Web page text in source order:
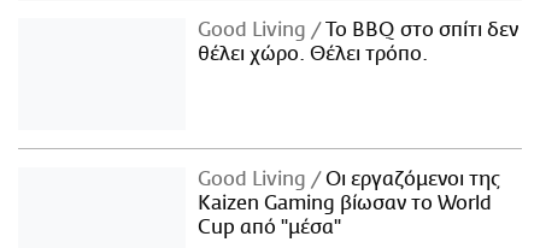
Good Living
Το BBQ στο σπίτι δεν
θέλει χώρο. Θέλει τρόπο.
Good Living
Οι εργαζόμενοι της
Kaizen Gaming βίωσαν το World
Cup από "μέσα"